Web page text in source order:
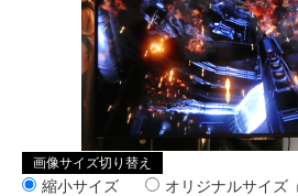
画像サイズ切り替え
縮小サイズ オリジナルサイズ